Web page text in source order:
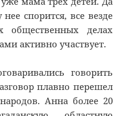
спорится, все везде
общественных делах
активно участвует.
говорить
плавно перешел
Анна более 20